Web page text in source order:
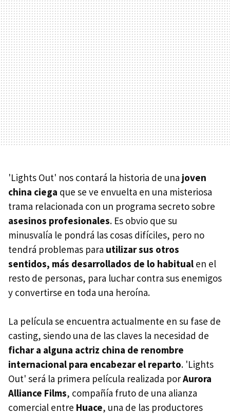
'Lights Out' nos contará la historia de una joven
china ciega que se ve envuelta en una misteriosa
trama relacionada con un programa secreto sobre
asesinos profesionales. Es obvio que su
minusvalía le pondrá las cosas difíciles, pero no
tendrá problemas para utilizar sus otros
sentidos, más desarrollados de lo habitual en el
resto de personas, para luchar contra sus enemigos
y convertirse en toda una heroína.
La película se encuentra actualmente en su fase de
casting, siendo una de las claves la necesidad de
fichar a alguna actriz china de renombre
internacional para encabezar el reparto. 'Lights
Out' será la primera película realizada porAurora
Alliance Films, compañía fruto de una alianza
comercial entre Huace, una de las productores